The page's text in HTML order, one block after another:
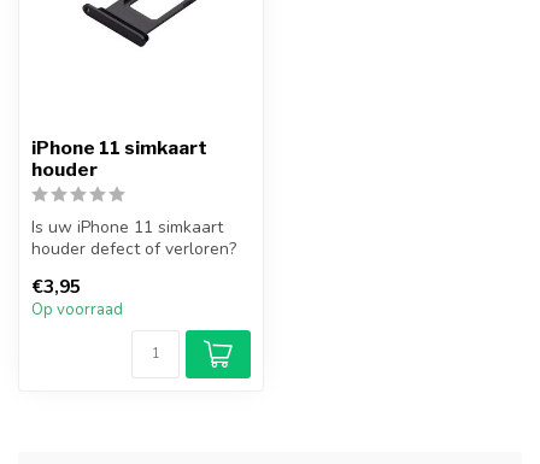
iPhone 11 simkaart
houder
Is uw iPhone 11 simkaart
houder defect of verloren?
simkaar...
€3,95
Op voorraad